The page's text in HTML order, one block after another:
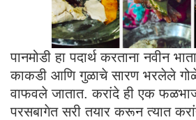
पानमोडी हा पदार्थ करताना नवीन
काकडी आणि गुळाचे सारण भरलेले गोळे
वाफवले जातात. करांदे ही एक
परसबागेत सरी तयार करून त्यात